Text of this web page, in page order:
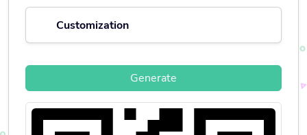
Customization
Generate